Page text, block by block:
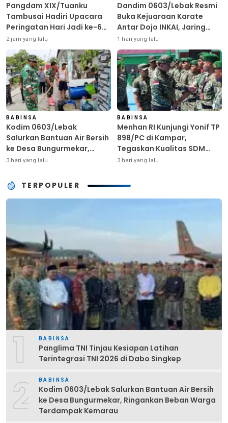
Pangdam XIX/Tuanku
Tambusai Hadiri Upacara
Peringatan Hari Jadi ke-69
Provinsi Riau
2 jam yang lalu
Dandim 0603/Lebak Resmi
Buka Kejuaraan Karate
Antar Dojo INKAI, Jaring
Bibit Atlet Unggul Sambut
HUT ke-81 RI
1 hari yang lalu
BABINSA
Kodim 0603/Lebak
Salurkan Bantuan Air Bersih
ke Desa Bungurmekar,
Ringankan Beban Warga
3 hari yang lalu
BABINSA
Menhan RI Kunjungi Yonif TP
898/PC di Kampar,
Tegaskan Kualitas SDM
Kunci Kekuatan TNI
3 hari yang lalu
TERPOPULER
1 BABINSA
Panglima TNI Tinjau Kesiapan Latihan
Terintegrasi TNI 2026 di Dabo Singkep
2 BABINSA
Kodim 0603/Lebak Salurkan Bantuan Air Bersih
ke Desa Bungurmekar, Ringankan Beban Warga
Terdampak Kemarau